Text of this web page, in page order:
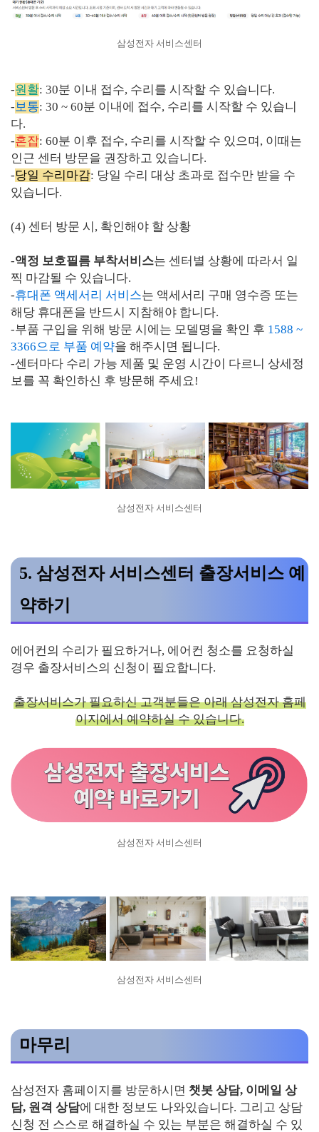
삼성전자 서비스센터
-원활: 30분 이내 접수, 수리를 시작할 수 있습니다.
-보통: 30 ~ 60분 이내에 접수, 수리를 시작할 수 있습니
다.
-혼잡: 60분 이후 접수, 수리를 시작할 수 있으며, 이때는
인근 센터 방문을 권장하고 있습니다.
-당일 수리마감: 당일 수리 대상 초과로 접수만 받을 수
있습니다.
(4) 센터 방문 시, 확인해야 할 상황
-액정 보호필름 부착서비스는 센터별 상황에 따라서 일
찍 마감될 수 있습니다.
-휴대폰 액세서리 서비스는 액세서리 구매 영수증 또는
해당 휴대폰을 반드시 지참해야 합니다.
-부품 구입을 위해 방문 시에는 모델명을 확인 후 1588 ~
3366으로 부품 예약을 해주시면 됩니다.
-센터마다 수리 가능 제품 및 운영 시간이 다르니 상세정
보를 꼭 확인하신 후 방문해 주세요!
삼성전자 서비스센터
5. 삼성전자 서비스센터 출장서비스 예
약하기
에어컨의 수리가 필요하거나, 에어컨 청소를 요청하실
경우 출장서비스의 신청이 필요합니다.
출장서비스가 필요하신 고객분들은 아래 삼성전자 홈페
이지에서 예약하실 수 있습니다.
삼성전자 서비스센터
삼성전자 서비스센터
마무리
삼성전자 홈페이지를 방문하시면 챗봇 상담, 이메일 상
담, 원격 상담에 대한 정보도 나와있습니다. 그리고 상담
신청 전 스스로 해결하실 수 있는 부분은 해결하실 수 있